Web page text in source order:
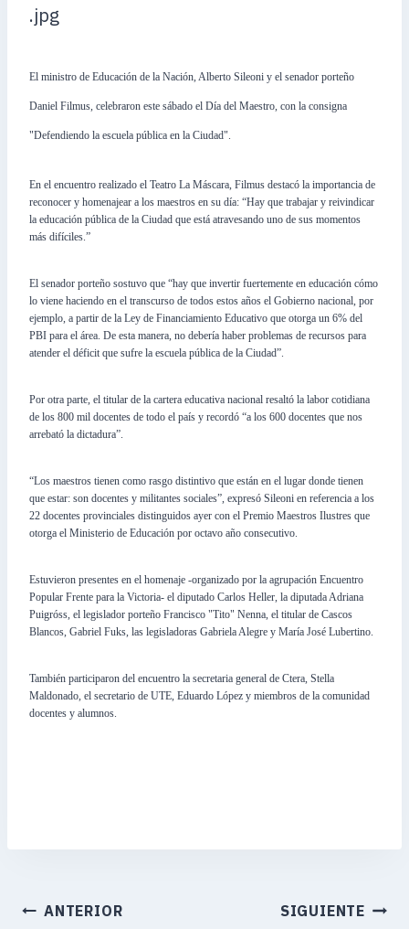
El ministro de Educación de la Nación, Alberto Sileoni y el senador porteño
Daniel Filmus, celebraron este sábado el Día del Maestro, con la consigna
"Defendiendo la escuela pública en la Ciudad".
En el encuentro realizado el Teatro La Máscara, Filmus destacó la importancia de
reconocer y homenajear a los maestros en su día: “Hay que trabajar y reivindicar
la educación pública de la Ciudad que está atravesando uno de sus momentos
más difíciles.”
El senador porteño sostuvo que “hay que invertir fuertemente en educación cómo
lo viene haciendo en el transcurso de todos estos años el Gobierno nacional, por
ejemplo, a partir de la Ley de Financiamiento Educativo que otorga un 6% del
PBI para el área. De esta manera, no debería haber problemas de recursos para
atender el déficit que sufre la escuela pública de la Ciudad”.
Por otra parte, el titular de la cartera educativa nacional resaltó la labor cotidiana
de los 800 mil docentes de todo el país y recordó “a los 600 docentes que nos
arrebató la dictadura”.
“Los maestros tienen como rasgo distintivo que están en el lugar donde tienen
que estar: son docentes y militantes sociales”, expresó Sileoni en referencia a los
22 docentes provinciales distinguidos ayer con el Premio Maestros Ilustres que
otorga el Ministerio de Educación por octavo año consecutivo.
Estuvieron presentes en el homenaje -organizado por la agrupación Encuentro
Popular Frente para la Victoria- el diputado Carlos Heller, la diputada Adriana
Puigróss, el legislador porteño Francisco "Tito" Nenna, el titular de Cascos
Blancos, Gabriel Fuks, las legisladoras Gabriela Alegre y María José Lubertino.
También participaron del encuentro la secretaria general de Ctera, Stella
Maldonado, el secretario de UTE, Eduardo López y miembros de la comunidad
docentes y alumnos.
ANTERIOR SIGUIENTE